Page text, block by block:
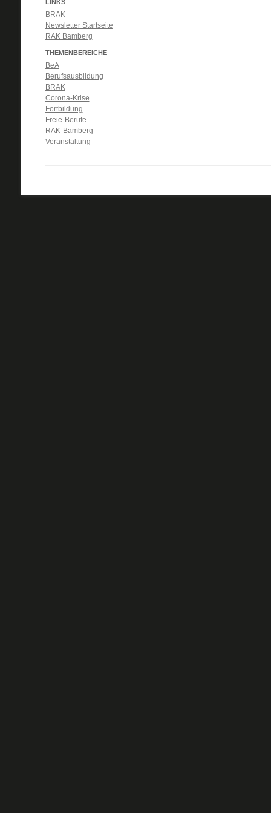
LINKS
BRAK
Newsletter Startseite
RAK Bamberg
THEMENBEREICHE
BeA
Berufsausbildung
BRAK
Corona-Krise
Fortbildung
Freie-Berufe
RAK-Bamberg
Veranstaltung